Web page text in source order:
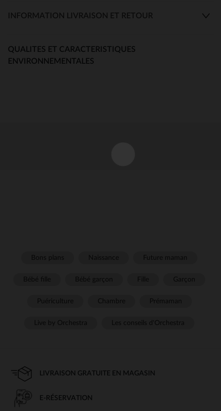
INFORMATION LIVRAISON ET RETOUR
QUALITES ET CARACTERISTIQUES
ENVIRONNEMENTALES
LIVRAISON GRATUITE EN MAGASIN
E-RÉSERVATION